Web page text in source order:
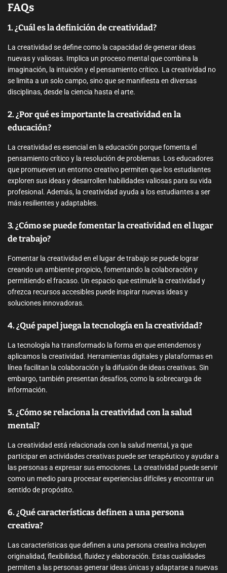
FAQs
1. ¿Cuál es la definición de creatividad?
La creatividad se define como la capacidad de generar ideas
nuevas y valiosas. Implica un proceso mental que combina la
imaginación, la intuición y el pensamiento crítico. La creatividad no
se limita a un solo campo, sino que se manifiesta en diversas
disciplinas, desde la ciencia hasta el arte.
2. ¿Por qué es importante la creatividad en la
educación?
La creatividad es esencial en la educación porque fomenta el
pensamiento crítico y la resolución de problemas. Los educadores
que promueven un entorno creativo permiten que los estudiantes
exploren sus ideas y desarrollen habilidades valiosas para su vida
profesional. Además, la creatividad ayuda a los estudiantes a ser
más resilientes y adaptables.
3. ¿Cómo se puede fomentar la creatividad en el lugar
de trabajo?
Fomentar la creatividad en el lugar de trabajo se puede lograr
creando un ambiente propicio, fomentando la colaboración y
permitiendo el fracaso. Un espacio que estimule la creatividad y
ofrezca recursos accesibles puede inspirar nuevas ideas y
soluciones innovadoras.
4. ¿Qué papel juega la tecnología en la creatividad?
La tecnología ha transformado la forma en que entendemos y
aplicamos la creatividad. Herramientas digitales y plataformas en
línea facilitan la colaboración y la difusión de ideas creativas. Sin
embargo, también presentan desafíos, como la sobrecarga de
información.
5. ¿Cómo se relaciona la creatividad con la salud
mental?
La creatividad está relacionada con la salud mental, ya que
participar en actividades creativas puede ser terapéutico y ayudar a
las personas a expresar sus emociones. La creatividad puede servir
como un medio para procesar experiencias difíciles y encontrar un
sentido de propósito.
6. ¿Qué características definen a una persona
creativa?
Las características que definen a una persona creativa incluyen
originalidad, flexibilidad, fluidez y elaboración. Estas cualidades
permiten a las personas generar ideas únicas y adaptarse a nuevas